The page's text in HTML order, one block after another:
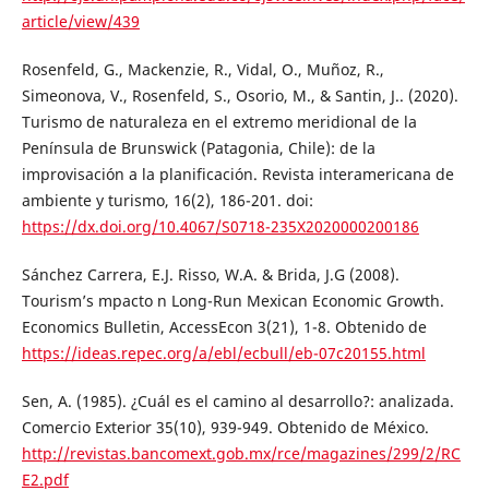
article/view/439
Rosenfeld, G., Mackenzie, R., Vidal, O., Muñoz, R.,
Simeonova, V., Rosenfeld, S., Osorio, M., & Santin, J.. (2020).
Turismo de naturaleza en el extremo meridional de la
Península de Brunswick (Patagonia, Chile): de la
improvisación a la planificación. Revista interamericana de
ambiente y turismo, 16(2), 186-201. doi:
https://dx.doi.org/10.4067/S0718-235X2020000200186
Sánchez Carrera, E.J. Risso, W.A. & Brida, J.G (2008).
Tourism’s mpacto n Long-Run Mexican Economic Growth.
Economics Bulletin, AccessEcon 3(21), 1-8. Obtenido de
https://ideas.repec.org/a/ebl/ecbull/eb-07c20155.html
Sen, A. (1985). ¿Cuál es el camino al desarrollo?: analizada.
Comercio Exterior 35(10), 939-949. Obtenido de México.
http://revistas.bancomext.gob.mx/rce/magazines/299/2/RC
E2.pdf